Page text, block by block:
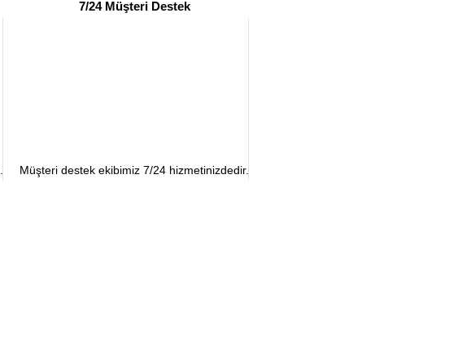
7/24 Müşteri Destek
Müşteri destek ekibimiz 7/24 hizmetinizdedir.